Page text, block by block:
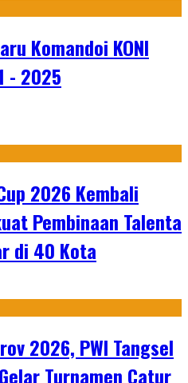
Komandoi KONI
- 2025
2026 Kembali
Pembinaan Talenta
di 40 Kota
2026, PWI Tangsel
Turnamen Catur